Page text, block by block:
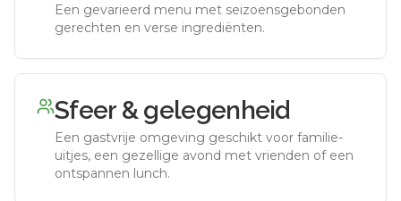
Een gevarieerd menu met seizoensgebonden
gerechten en verse ingrediënten.
Sfeer & gelegenheid
Een gastvrije omgeving geschikt voor familie-
uitjes, een gezellige avond met vrienden of een
ontspannen lunch.